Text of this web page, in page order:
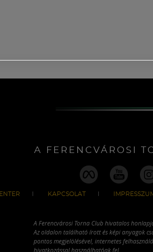
A FERENCVÁROSI
KAPCSOLAT
A Ferencvárosi Torna Club hivatalos
Az oldalon található írott és képi anyagok
pontos megjelölésével, internetes
hivatkozással használhatóak fel.